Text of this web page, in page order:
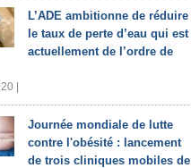
L’ADE ambitionne de réduire
le taux de perte d’eau qui est
actuellement de l’ordre de
|
Journée mondiale de lutte
contre l'obésité : lancement
de trois cliniques mobiles de